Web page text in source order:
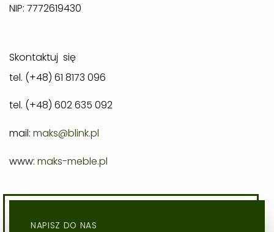
NIP: 7772619430
Skontaktuj się
tel. (+48) 61 8173 096
tel. (+48) 602 635 092
mail: maks@blink.pl
www: maks-meble.pl
NAPISZ DO NAS